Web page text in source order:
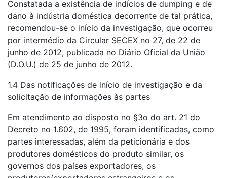
Constatada a existência de indícios de dumping e de
dano à indústria doméstica decorrente de tal prática,
recomendou-se o início da investigação, que ocorreu
por intermédio da Circular SECEX no 27, de 22 de
junho de 2012, publicada no Diário Oficial da União
(D.O.U.) de 25 de junho de 2012.
1.4 Das notificações de início de investigação e da
solicitação de informações às partes
Em atendimento ao disposto no §3o do art. 21 do
Decreto no 1.602, de 1995, foram identificadas, como
partes interessadas, além da peticionária e dos
produtores domésticos do produto similar, os
governos dos países exportadores, os